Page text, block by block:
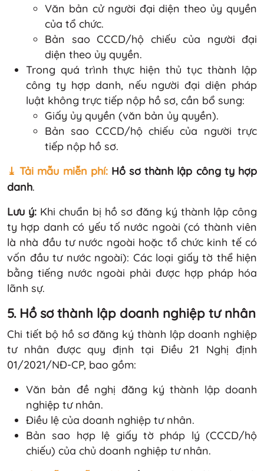
Văn bản cử người đại diện theo ủy quyền
của tổ chức.
Bản sao CCCD/hộ chiếu của người đại
diện theo ủy quyền.
Trong quá trình thực hiện thủ tục thành lập
công ty hợp danh, nếu người đại diện pháp
luật không trực tiếp nộp hồ sơ, cần bổ sung:
Giấy ủy quyền (văn bản ủy quyền).
Bản sao CCCD/hộ chiếu của người trực
tiếp nộp hồ sơ.
⤓ Tải mẫu miễn phí: Hồ sơ thành lập công ty hợp
danh.
Lưu ý: Khi chuẩn bị hồ sơ đăng ký thành lập công
ty hợp danh có yếu tố nước ngoài (có thành viên
là nhà đầu tư nước ngoài hoặc tổ chức kinh tế có
vốn đầu tư nước ngoài): Các loại giấy tờ thể hiện
bằng tiếng nước ngoài phải được hợp pháp hóa
lãnh sự.
5. Hồ sơ thành lập doanh nghiệp tư nhân
Chi tiết bộ hồ sơ đăng ký thành lập doanh nghiệp
tư nhân được quy định tại Điều 21 Nghị định
01/2021/NĐ-CP, bao gồm:
Văn bản đề nghị đăng ký thành lập doanh
nghiệp tư nhân.
Điều lệ của doanh nghiệp tư nhân.
Bản sao hợp lệ giấy tờ pháp lý (CCCD/hộ
chiếu) của chủ doanh nghiệp tư nhân.